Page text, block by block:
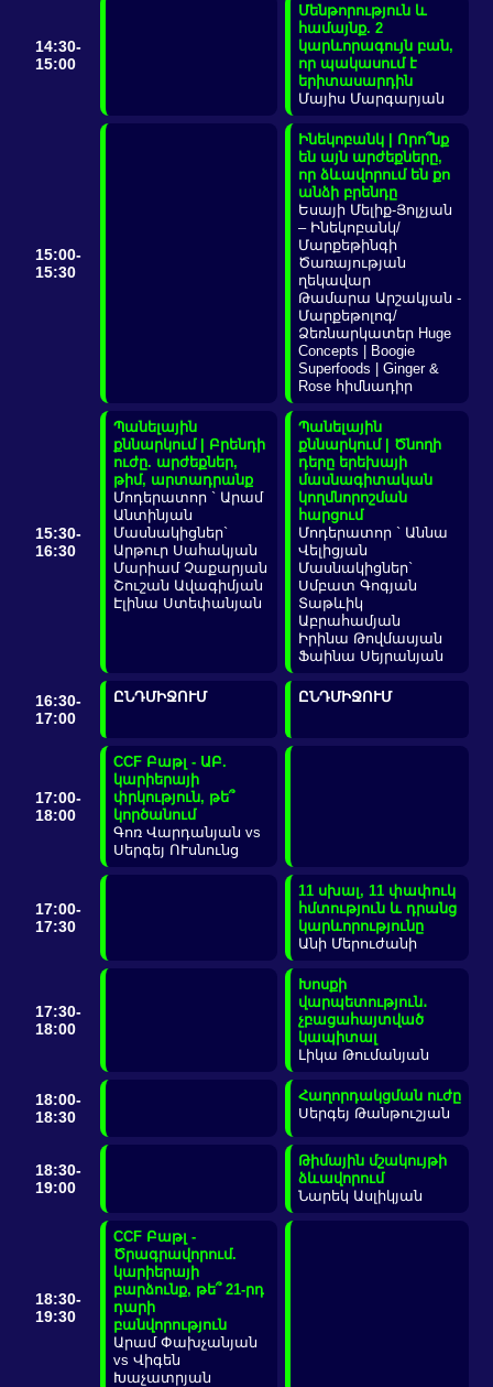
14:30-
15:00
Մենթորություն և
համայնք. 2
կարևորագույն բան,
որ պակասում է
երիտասարդին
Մայիս Մարգարյան
15:00-
15:30
Ինեկոբանկ | Որո՞նք
են այն արժեքները,
որ ձևավորում են քո
անձի բրենդը
Եսայի Մելիք-Յոլչյան
– Ինեկոբանկ/
Մարքեթինգի
Ծառայության
ղեկավար
Թամարա Արշակյան -
Մարքեթոլոգ/
Ձեռնարկատեր Huge
Concepts | Boogie
Superfoods | Ginger &
Rose հիմնադիր
15:30-
16:30
Պանելային
քննարկում | Բրենդի
ուժը. արժեքներ,
թիմ, արտադրանք
Մոդերատոր ` Արամ
Անտինյան
Մասնակիցներ`
Արթուր Սահակյան
Մարիամ Չաքարյան
Շուշան Ավագիմյան
Էլինա Ստեփանյան
Պանելային
քննարկում | Ծնողի
դերը երեխայի
մասնագիտական
կողմնորոշման
հարցում
Մոդերատոր ` Աննա
Վելիցյան
Մասնակիցներ`
Սմբատ Գոգյան
Տաթևիկ
Աբրահամյան
Իրինա Թովմասյան
Ֆաինա Սեյրանյան
16:30-
17:00
ԸՆԴՄԻՋՈՒՄ ԸՆԴՄԻՋՈՒՄ
17:00-
18:00
CCF Բաթլ - ԱԲ.
կարիերայի
փրկություն, թե՞
կործանում
Գոռ Վարդանյան vs
Սերգեյ ՈՒսնունց
17:00-
17:30
11 սխալ, 11 փափուկ
հմտություն և դրանց
կարևորությունը
Անի Մերուժանի
17:30-
18:00
Խոսքի
վարպետություն․
չբացահայտված
կապիտալ
Լիկա Թումանյան
18:00-
18:30
Հաղորդակցման ուժը
Սերգեյ Թանթուշյան
18:30-
19:00
Թիմային մշակույթի
ձևավորում
Նարեկ Ասլիկյան
18:30-
19:30
CCF Բաթլ -
Ծրագրավորում.
կարիերայի
բարձունք, թե՞ 21-րդ
դարի
բանվորություն
Արամ Փախչանյան
vs Վիգեն
Խաչատրյան